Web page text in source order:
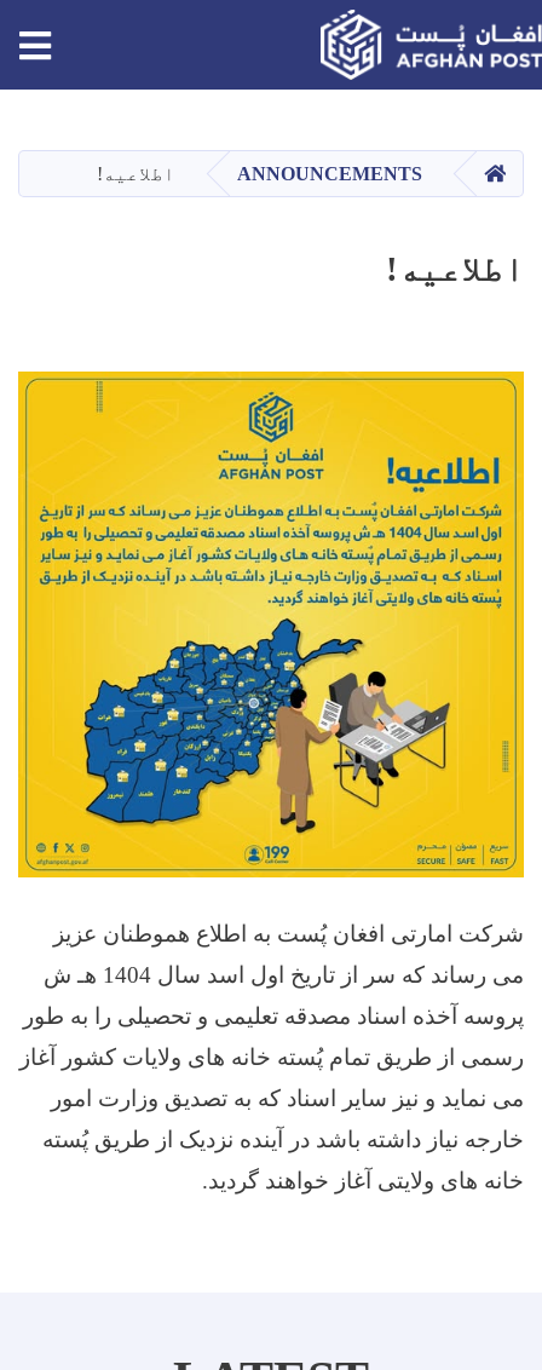
دانګل
کور ANNOUNCEMENTS اطلاعیه!
اطلاعیه!
شرکت امارتی افغان پُست به اطلاع هموطنان عزیز
می رساند که سر از تاریخ اول اسد سال 1404 هـ ش
پروسه آخذه اسناد مصدقه تعلیمی و تحصیلی را به طور
رسمی از طریق تمام پُسته خانه های ولایات کشور آغاز
می نماید و نیز سایر اسناد که به تصدیق وزارت امور
خارجه نیاز داشته باشد در آینده نزدیک از طریق پُسته
خانه های ولایتی آغاز خواهند گردید.